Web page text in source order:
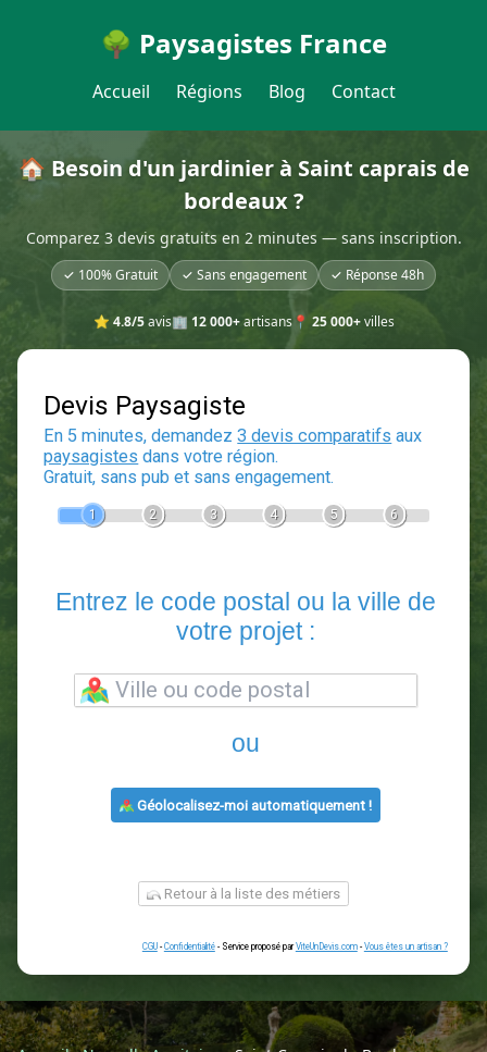
🌳 Paysagistes France
Accueil Régions Blog Contact
🏠 Besoin d'un jardinier à Saint caprais de
bordeaux ?
Comparez 3 devis gratuits en 2 minutes — sans inscription.
✓ 100% Gratuit ✓ Sans engagement ✓ Réponse 48h
⭐ 4.8/5avis🏢 12 000+artisans📍 25 000+villes
Devis Paysagiste
En 5 minutes, demandez3 devis comparatifs
2 3
Entrez le code postal ou la
ou